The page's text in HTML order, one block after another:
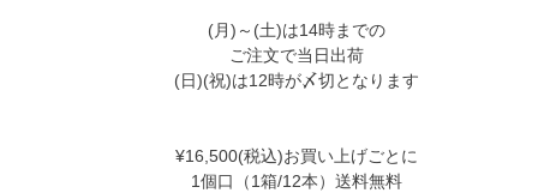
(月)～(土)は14時までの
ご注文で当日出荷
(日)(祝)は12時が〆切となります
¥16,500(税込)お買い上げごとに
1個口（1箱/12本）送料無料